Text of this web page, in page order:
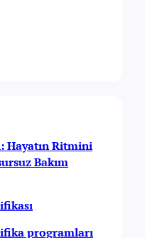
Hayatın Ritmini
Bakım
programları